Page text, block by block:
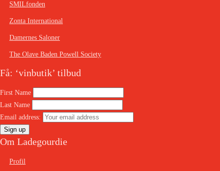
SMILfonden
Zonta International
Damernes Saloner
The Olave Baden Powell Society
Få: ‘vinbutik’ tilbud
First Name
Last Name
Email address:
Om Ladegourdie
Profil